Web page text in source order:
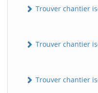
Trouver chantier
Trouver chantier
Trouver chantier